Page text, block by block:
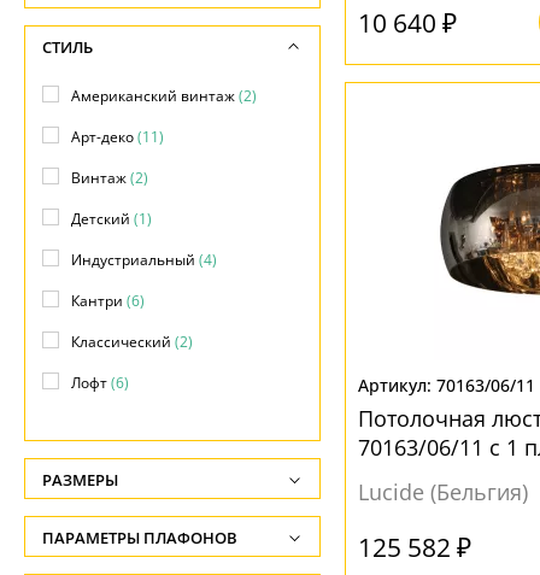
10 640 ₽
70163/06/11
Потолочная
70163/06/11 с 1
Lucide (Бельгия)
125 582 ₽
СТИЛЬ
Американский винтаж(2)
Арт-деко(11)
Винтаж(2)
Детский (1)
Индустриальный (4)
Кантри (6)
Классический (2)
Лофт(6)
Модерн(32)
Ретро(11)
Скандинавский(5)
РАЗМЕРЫ
Высота, см
-
ПАРАМЕТРЫ ПЛАФОНОВ